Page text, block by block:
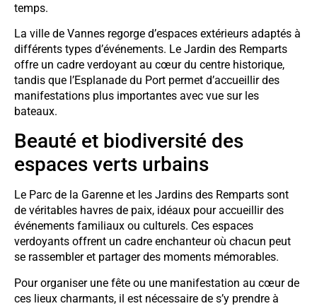
temps.
La ville de Vannes regorge d’espaces extérieurs adaptés à
différents types d’événements. Le Jardin des Remparts
offre un cadre verdoyant au cœur du centre historique,
tandis que l’Esplanade du Port permet d’accueillir des
manifestations plus importantes avec vue sur les
bateaux.
Beauté et biodiversité des
espaces verts urbains
Le Parc de la Garenne et les Jardins des Remparts sont
de véritables havres de paix, idéaux pour accueillir des
événements familiaux ou culturels. Ces espaces
verdoyants offrent un cadre enchanteur où chacun peut
se rassembler et partager des moments mémorables.
Pour organiser une fête ou une manifestation au cœur de
ces lieux charmants, il est nécessaire de s’y prendre à